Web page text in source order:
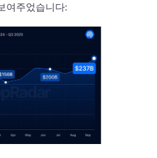
여주었습니다: